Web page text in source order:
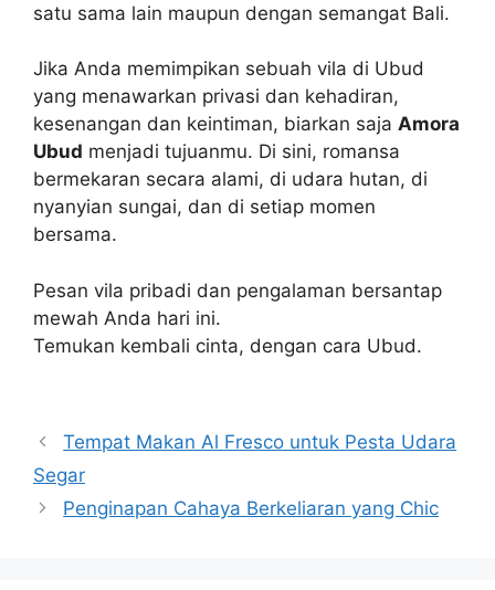
satu sama lain maupun dengan semangat Bali.
Jika Anda memimpikan sebuah vila di Ubud
yang menawarkan privasi dan kehadiran,
kesenangan dan keintiman, biarkan saja Amora
Ubud menjadi tujuanmu. Di sini, romansa
bermekaran secara alami, di udara hutan, di
nyanyian sungai, dan di setiap momen
bersama.
Pesan vila pribadi dan pengalaman bersantap
mewah Anda hari ini.
Temukan kembali cinta, dengan cara Ubud.
pos
Tempat Makan Al Fresco untuk Pesta Udara
Segar
Penginapan Cahaya Berkeliaran yang Chic